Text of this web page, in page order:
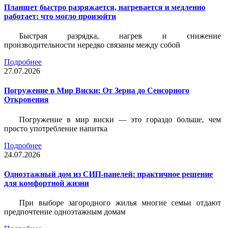
Планшет быстро разряжается, нагревается и медленно
работает: что могло произойти
Быстрая разрядка, нагрев и снижение
производительности нередко связаны между собой
Подробнее
27.07.2026
Погружение в Мир Виски: От Зерна до Сенсорного
Откровения
Погружение в мир виски — это гораздо больше, чем
просто употребление напитка
Подробнее
24.07.2026
Одноэтажный дом из СИП-панелей: практичное решение
для комфортной жизни
При выборе загородного жилья многие семьи отдают
предпочтение одноэтажным домам